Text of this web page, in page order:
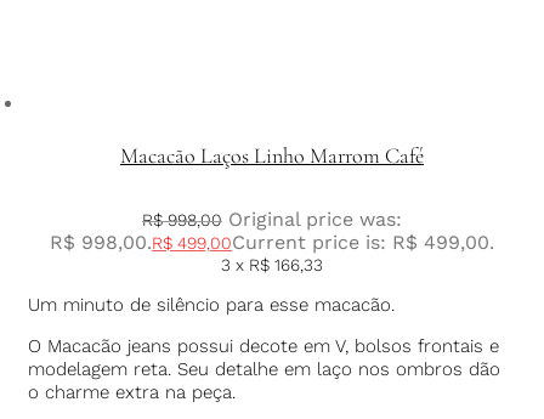
Macacão Laços Linho Marrom Café
R$998,00 Original price was:
R$ 998,00.R$ 499,00Current price is: R$ 499,00.
3 x R$ 166,33
Um minuto de silêncio para esse macacão.
O Macacão jeans possui decote em V, bolsos frontais e
modelagem reta. Seu detalhe em laço nos ombros dão
o charme extra na peça.